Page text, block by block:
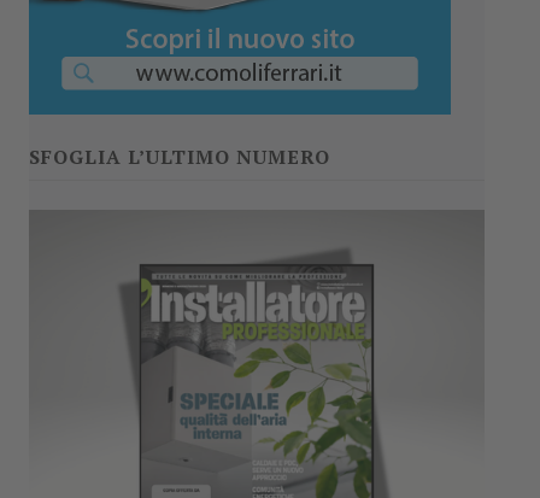
SFOGLIA L’ULTIMO NUMERO